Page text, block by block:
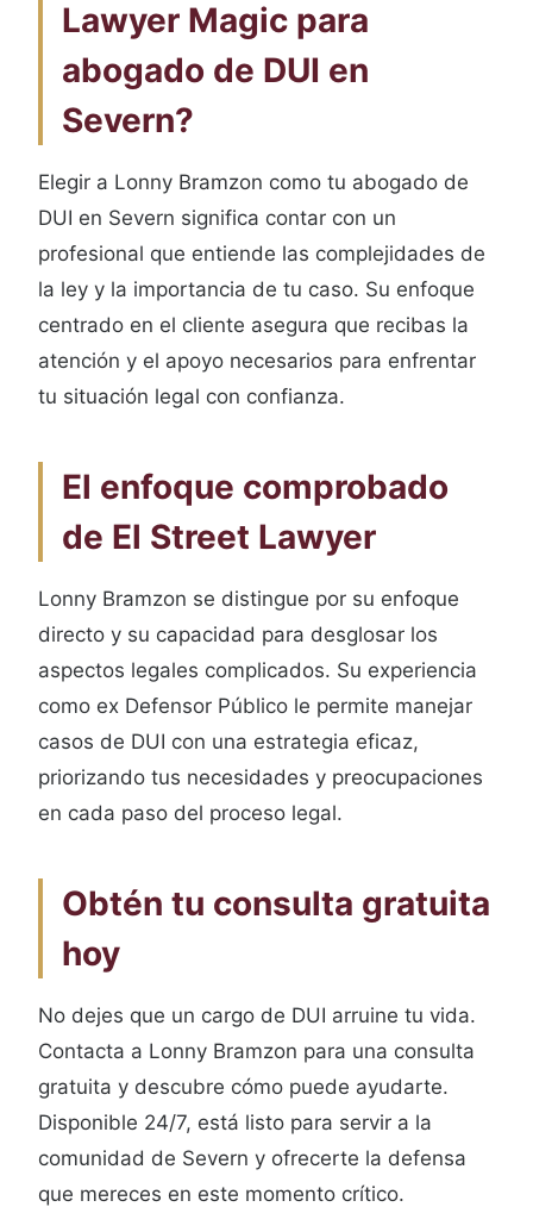
Lawyer Magic para
abogado de DUI en
Severn?
Elegir a Lonny Bramzon como tu abogado de
DUI en Severn significa contar con un
profesional que entiende las complejidades de
la ley y la importancia de tu caso. Su enfoque
centrado en el cliente asegura que recibas la
atención y el apoyo necesarios para enfrentar
tu situación legal con confianza.
El enfoque comprobado
de El Street Lawyer
Lonny Bramzon se distingue por su enfoque
directo y su capacidad para desglosar los
aspectos legales complicados. Su experiencia
como ex Defensor Público le permite manejar
casos de DUI con una estrategia eficaz,
priorizando tus necesidades y preocupaciones
en cada paso del proceso legal.
Obtén tu consulta gratuita
hoy
No dejes que un cargo de DUI arruine tu vida.
Contacta a Lonny Bramzon para una consulta
gratuita y descubre cómo puede ayudarte.
Disponible 24/7, está listo para servir a la
comunidad de Severn y ofrecerte la defensa
que mereces en este momento crítico.